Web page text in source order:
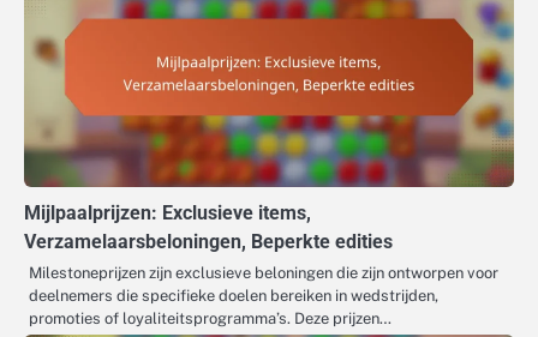
Mijlpaalprijzen: Exclusieve items,
Verzamelaarsbeloningen, Beperkte edities
Milestoneprijzen zijn exclusieve beloningen die zijn ontworpen voor
deelnemers die specifieke doelen bereiken in wedstrijden,
promoties of loyaliteitsprogramma’s. Deze prijzen…